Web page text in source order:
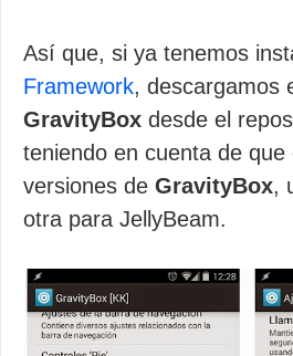
Así que, si ya tenemos
Framework, descargamos
GravityBox desde el
teniendo en cuenta de que
versiones de GravityBox,
otra para JellyBeam.